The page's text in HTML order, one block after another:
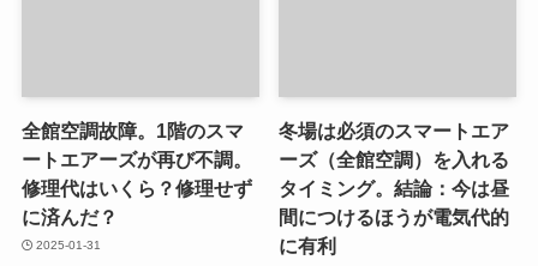
全館空調故障。1階のスマ
ートエアーズが再び不調。
修理代はいくら？修理せず
に済んだ？
2025-01-31
冬場は必須のスマートエア
ーズ（全館空調）を入れる
タイミング。結論：今は昼
間につけるほうが電気代的
に有利